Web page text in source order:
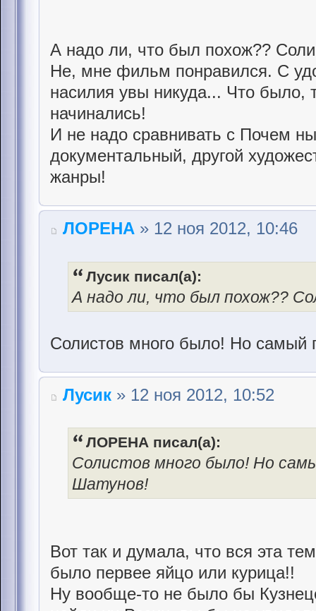
А надо ли, что был похож??
Не, мне фильм понравился. С
насилия увы никуда... Что
начинались!
И не надо сравнивать с Почем
документальный, другой
жанры!
ЛОРЕНА » 12 ноя 2012, 10:46
Лусик писал(а):
А надо ли, что был похож??
Солистов много было! Но самый
Лусик » 12 ноя 2012, 10:52
ЛОРЕНА писал(а):
Солистов много было! Но
Шатунов!
Вот так и думала, что вся эта
было первее яйцо или курица!!
Ну вообще-то не было бы